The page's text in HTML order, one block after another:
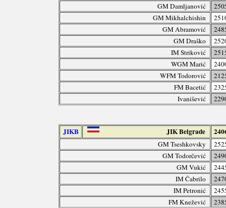
GM Damljanović
GM Mikhalchishin
GM Abramović
GM Draško
IM Striković
WGM Marić
WFM Todorović
FM Bacetić
Ivanišević
JIKB JIK Belgrade
GM Tseshkovsky
GM Todorčević
GM Vukić
IM Čabrilo
IM Petronić
FM Knežević